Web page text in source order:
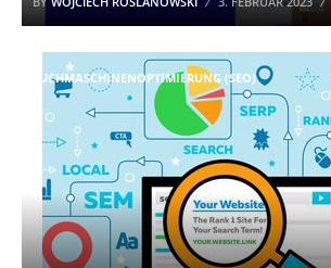
SUCHMASCHINENOPTIMIERUNG (SEO)